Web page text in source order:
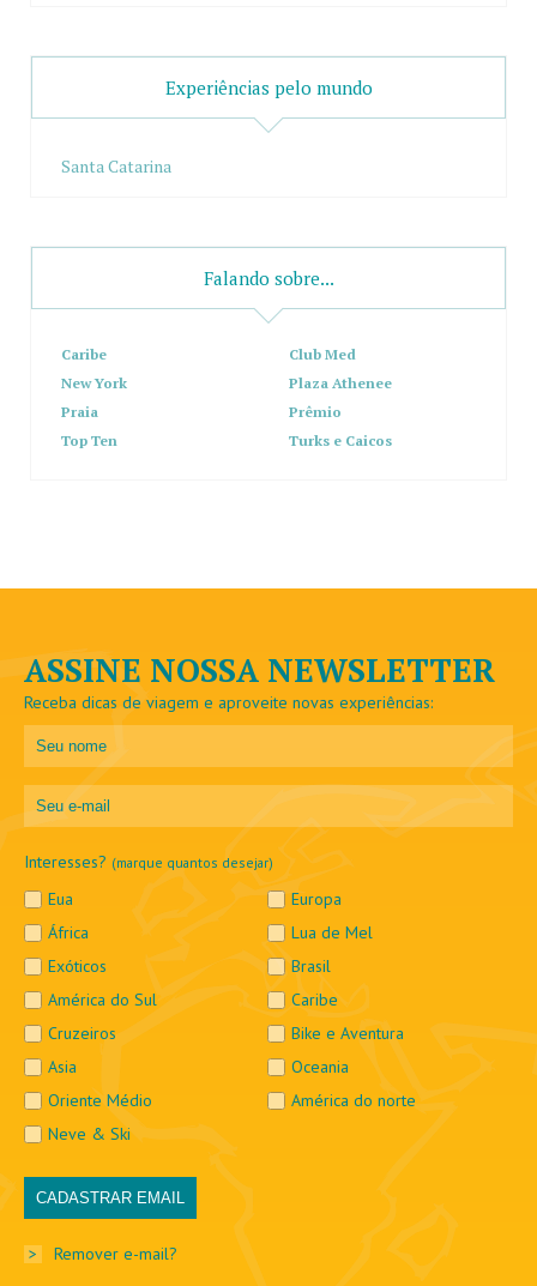
Experiências pelo mundo
Santa Catarina
Falando sobre...
Caribe
Club Med
New York
Plaza Athenee
Praia
Prêmio
Top Ten
Turks e Caicos
ASSINE NOSSA NEWSLETTER
Receba dicas de viagem e aproveite novas experiências:
Interesses? (marque quantos desejar)
Eua
Europa
África
Lua de Mel
Exóticos
Brasil
América do Sul
Caribe
Cruzeiros
Bike e Aventura
Asia
Oceania
Oriente Médio
América do norte
Neve & Ski
> Remover e-mail?